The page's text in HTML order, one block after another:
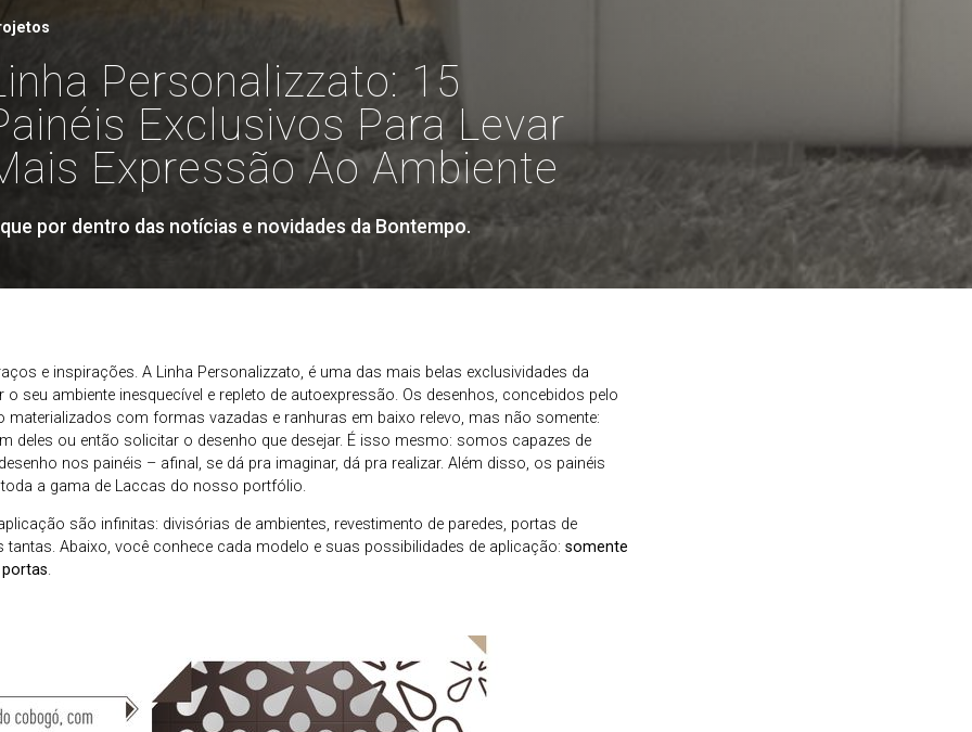
Personalizzato: 15
Exclusivos Para Levar
Expressão Ao Ambiente
por dentro das notícias e novidades da Bontempo.
e inspirações. A Linha Personalizzato, é uma das mais belas exclusividades da
seu ambiente inesquecível e repleto de autoexpressão. Os desenhos, concebidos pelo
materializados com formas vazadas e ranhuras em baixo relevo, mas não somente:
deles ou então solicitar o desenho que desejar. É isso mesmo: somos capazes de
nos painéis – afinal, se dá pra imaginar, dá pra realizar. Além disso, os painéis
a gama de Laccas do nosso portfólio.
são infinitas: divisórias de ambientes, revestimento de paredes, portas de
tantas. Abaixo, você conhece cada modelo e suas possibilidades de aplicação:somente
.